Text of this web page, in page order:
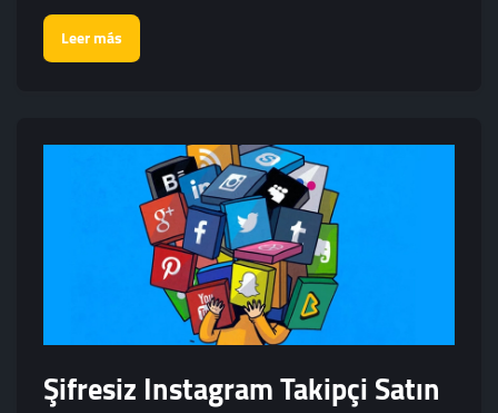
Leer más
Şifresiz Instagram Takipçi Satın